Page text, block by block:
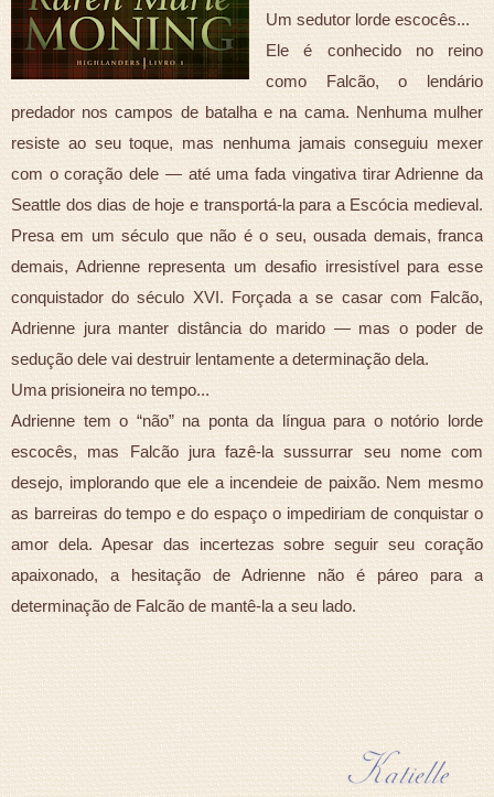
Um sedutor lorde escocês...
Ele é conhecido no reino
como Falcão, o lendário
predador nos campos de batalha e na cama. Nenhuma mulher
resiste ao seu toque, mas nenhuma jamais conseguiu mexer
com o coração dele — até uma fada vingativa tirar Adrienne da
Seattle dos dias de hoje e transportá-la para a Escócia medieval.
Presa em um século que não é o seu, ousada demais, franca
demais, Adrienne representa um desafio irresistível para esse
conquistador do século XVI. Forçada a se casar com Falcão,
Adrienne jura manter distância do marido — mas o poder de
sedução dele vai destruir lentamente a determinação dela.
Uma prisioneira no tempo...
Adrienne tem o “não” na ponta da língua para o notório lorde
escocês, mas Falcão jura fazê-la sussurrar seu nome com
desejo, implorando que ele a incendeie de paixão. Nem mesmo
as barreiras do tempo e do espaço o impediriam de conquistar o
amor dela. Apesar das incertezas sobre seguir seu coração
apaixonado, a hesitação de Adrienne não é páreo para a
determinação de Falcão de mantê-la a seu lado.